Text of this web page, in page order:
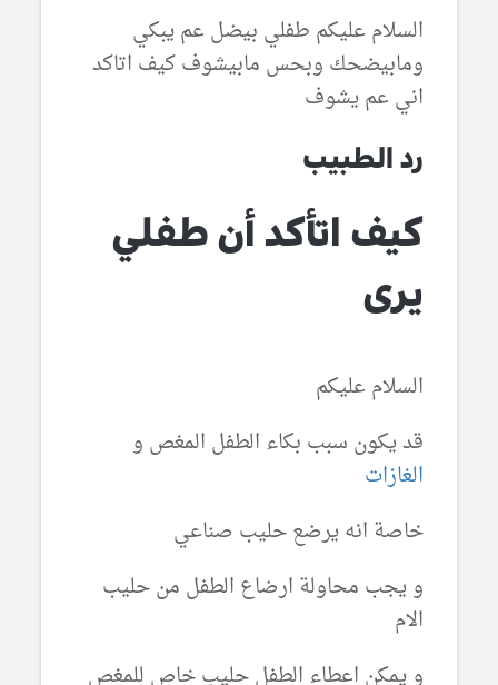
السلام عليكم طفلي بيضل عم يبكي
ومابيضحك وبحس مابيشوف كيف اتاكد
اني عم يشوف
رد الطبيب
كيف اتأكد أن طفلي
يرى
السلام عليكم
قد يكون سبب بكاء الطفل المغص و
الغازات
خاصة انه يرضع حليب صناعي
و يجب محاولة ارضاع الطفل من حليب
الام
و يمكن اعطاء الطفل حليب خاص للمغص